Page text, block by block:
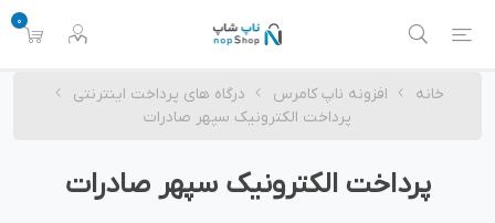
0
خانه افزونه ناپ کامرس
درگاه های پرداخت اینترنتی
پرداخت الکترونیک سپهر صادرات
پرداخت الکترونیک سپهر صادرات